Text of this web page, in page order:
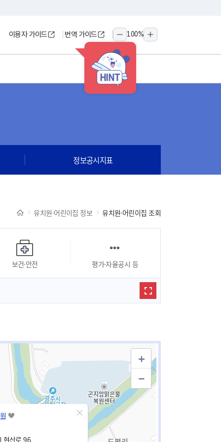
HINT
이용자 가이드 번역 가이드
축소
100%
확대
정보공시지표
유치원·어린이집 정보 유치원·어린이집 조회
보건·안전 평가·자율공시 등
현산로 96